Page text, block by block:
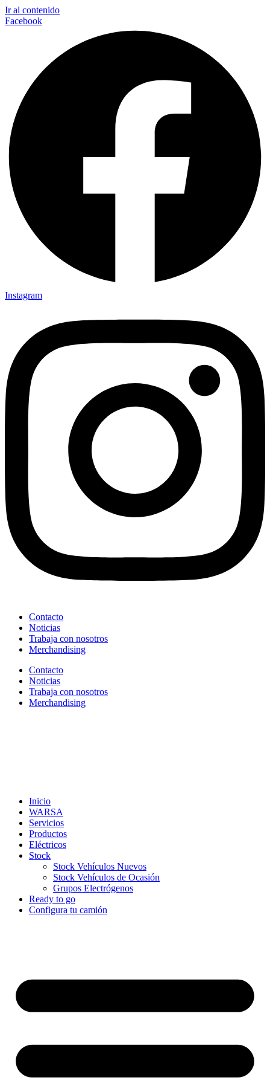
Ir al contenido
Facebook
Instagram
Contacto
Noticias
Trabaja con nosotros
Merchandising
Contacto
Noticias
Trabaja con nosotros
Merchandising
Inicio
WARSA
Servicios
Productos
Eléctricos
Stock
Stock Vehículos Nuevos
Stock Vehículos de Ocasión
Grupos Electrógenos
Ready to go
Configura tu camión